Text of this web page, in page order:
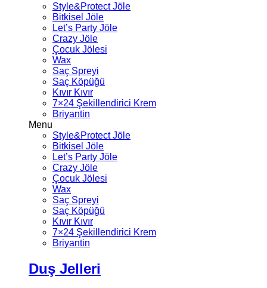
Style&Protect Jöle
Bitkisel Jöle
Let’s Party Jöle
Crazy Jöle
Çocuk Jölesi
Wax
Saç Spreyi
Saç Köpüğü
Kıvır Kıvır
7×24 Şekillendirici Krem
Briyantin
Menu
Style&Protect Jöle
Bitkisel Jöle
Let’s Party Jöle
Crazy Jöle
Çocuk Jölesi
Wax
Saç Spreyi
Saç Köpüğü
Kıvır Kıvır
7×24 Şekillendirici Krem
Briyantin
Duş Jelleri